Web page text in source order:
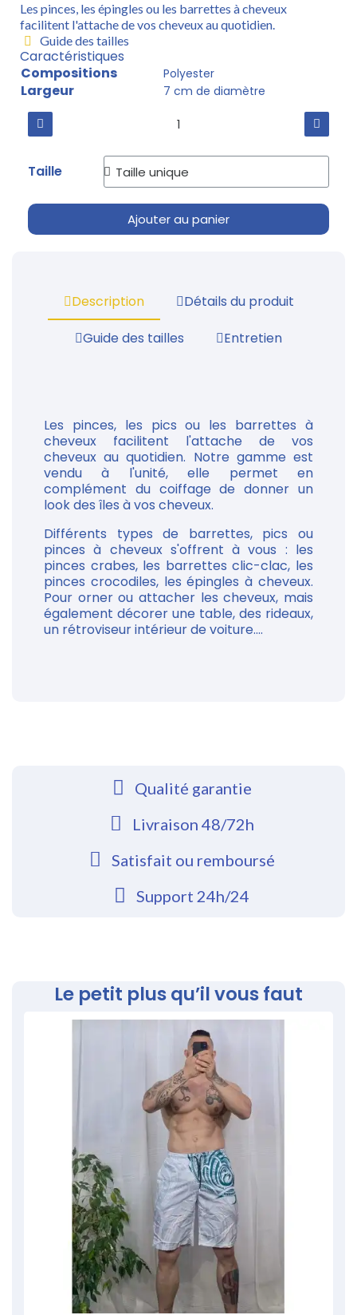
Les pinces, les épingles ou les barrettes à cheveux
facilitent l'attache de vos cheveux au quotidien.
Guide des tailles
Caractéristiques
Compositions
Polyester
Largeur 7 cm de diamètre
Taille
Ajouter au panier
Description
Détails du produit
Guide des tailles
Entretien
Les pinces, les pics ou les barrettes à
cheveux facilitent l'attache de vos
cheveux au quotidien. Notre gamme est
vendu à l'unité, elle permet en
complément du coiffage de donner un
look des îles à vos cheveux.
Différents types de barrettes, pics ou
pinces à cheveux s'offrent à vous : les
pinces crabes, les barrettes clic-clac, les
pinces crocodiles, les épingles à cheveux.
Pour orner ou attacher les cheveux, mais
également décorer une table, des rideaux,
un rétroviseur intérieur de voiture....
Qualité garantie
Livraison 48/72h
Satisfait ou remboursé
Support 24h/24
Le petit plus qu’il vous faut